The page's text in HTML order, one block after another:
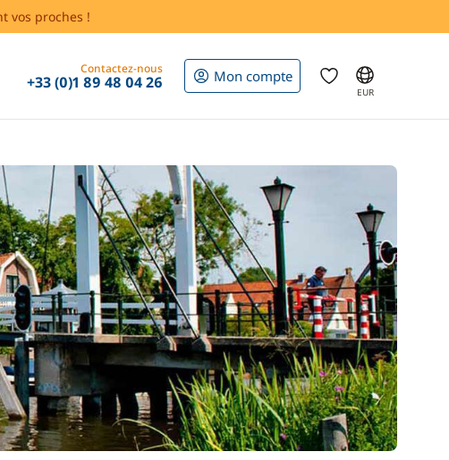
vos proches !
Contactez-nous
+33 (0)1 89 48 04 26 Mon compte
EUR